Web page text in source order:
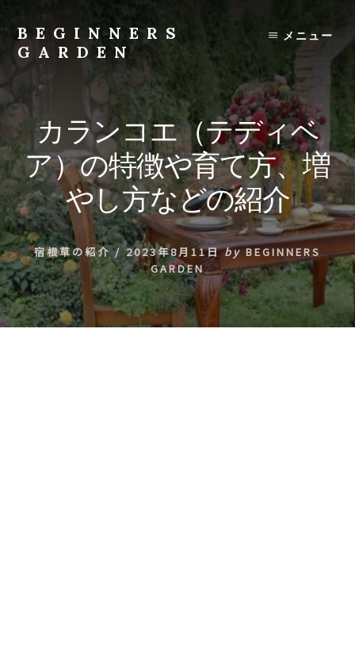
content
BEGINNERS
GARDEN
の
種
類
や
育
て
方
の
紹
介
を
行
メニュー
カランコエ（テディベ
ア）の特徴や育て方、増
やし方などの紹介
宿根草の紹介/ 2023年8月11日 by BEGINNERS
GARDEN